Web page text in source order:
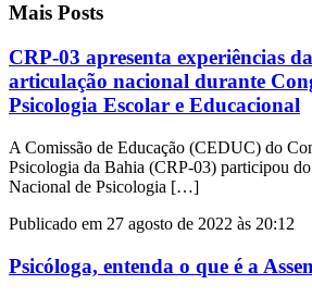
Mais Posts
CRP-03 apresenta experiências
articulação nacional durante
Psicologia Escolar e Educacional
A Comissão de Educação (CEDUC) do
Psicologia da Bahia (CRP-03) participou
Nacional de Psicologia […]
Publicado em 27 agosto de 2022 às 20:12
Psicóloga, entenda o que é a